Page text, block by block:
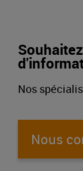
Nos
Nous